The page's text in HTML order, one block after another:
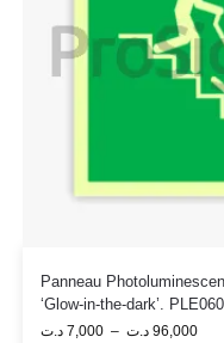
Panneau
‘Glow-in-the-dark’.
7,000 د.ت – 96,000 د.ت